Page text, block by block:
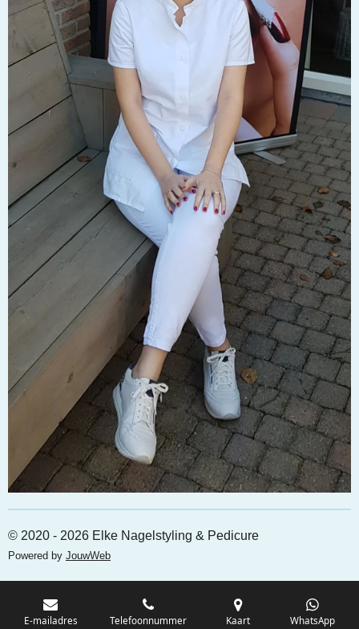
© 2020 - 2026 Elke Nagelstyling & Pedicure
Powered by JouwWeb
E-mailadres Telefoonnummer Kaart WhatsApp